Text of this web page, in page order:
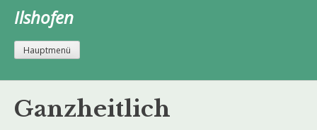
Ilshofen
Hauptmenü
Ganzheitlich